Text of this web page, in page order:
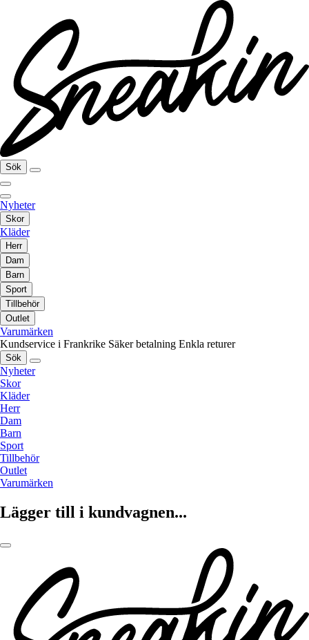
Sök
Nyheter
Skor
Kläder
Herr
Dam
Barn
Sport
Tillbehör
Outlet
Varumärken
Kundservice i Frankrike Säker betalning Enkla returer
Sök
Nyheter
Skor
Kläder
Herr
Dam
Barn
Sport
Tillbehör
Outlet
Varumärken
Lägger till i kundvagnen...